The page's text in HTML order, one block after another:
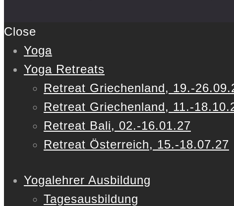
Close
Yoga
Yoga Retreats
Retreat Griechenland, 19.-
Retreat Griechenland, 11.-
Retreat Bali, 02.-16.01.27
Retreat Österreich, 15.-18.07.27
Yogalehrer Ausbildung
Tagesausbildung